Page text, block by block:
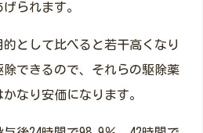
られます。
として比べると若干高くなり
できるので、それらの駆除薬
なり安価になります。